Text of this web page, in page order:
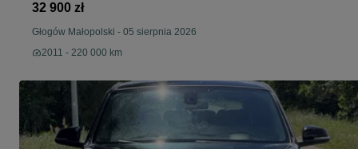
32 900 zł
Głogów Małopolski - 05 sierpnia 2026
2011 - 220 000 km